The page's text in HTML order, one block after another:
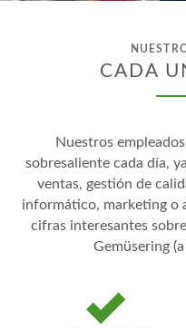
CADA
Nuestros
sobresaliente cada día,
ventas, gestión de
informático, marketing o
cifras interesantes
Gemüsering